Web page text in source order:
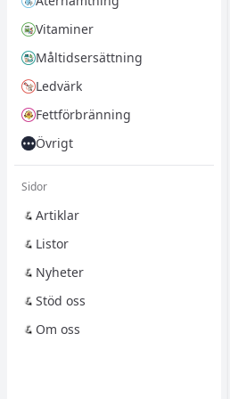
Vitaminer
Måltidsersättning
Ledvärk
Fettförbränning
Övrigt
Sidor
Artiklar
Listor
Nyheter
Stöd oss
Om oss